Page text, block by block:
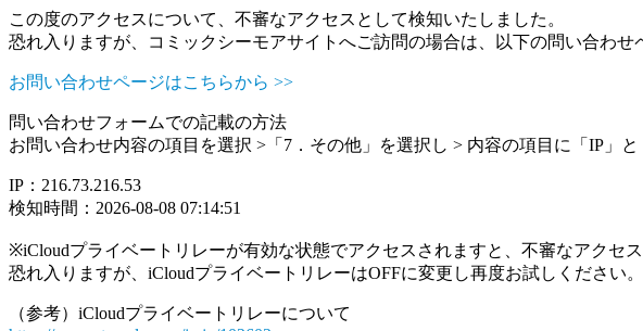
この度のアクセスについて、不審なアクセスとして検知いたしました。
恐れ入りますが、コミックシーモアサイトへご訪問の場合は、以下の問い合わせ
お問い合わせページはこちらから >>
問い合わせフォームでの記載の方法
お問い合わせ内容の項目を選択 >「7．その他」を選択し > 内容の項目に「IP」
IP：216.73.216.53
検知時間：2026-08-08 07:14:51
※iCloudプライベートリレーが有効な状態でアクセスされますと、不審なアクセ
恐れ入りますが、iCloudプライベートリレーはOFFに変更し再度お試しください。
（参考）iCloudプライベートリレーについて